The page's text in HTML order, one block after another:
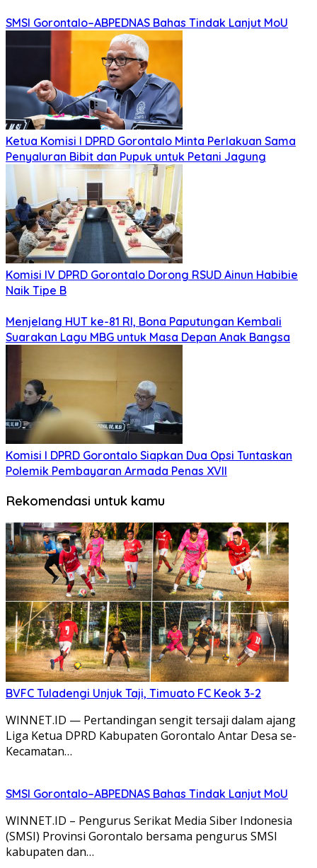
SMSI Gorontalo–ABPEDNAS Bahas Tindak Lanjut MoU
Ketua Komisi I DPRD Gorontalo Minta Perlakuan Sama
Penyaluran Bibit dan Pupuk untuk Petani Jagung
Komisi IV DPRD Gorontalo Dorong RSUD Ainun Habibie
Naik Tipe B
Menjelang HUT ke-81 RI, Bona Paputungan Kembali
Suarakan Lagu MBG untuk Masa Depan Anak Bangsa
Komisi I DPRD Gorontalo Siapkan Dua Opsi Tuntaskan
Polemik Pembayaran Armada Penas XVII
Rekomendasi untuk kamu
BVFC Tuladengi Unjuk Taji, Timuato FC Keok 3-2
WINNET.ID — Pertandingan sengit tersaji dalam ajang
Liga Ketua DPRD Kabupaten Gorontalo Antar Desa se-
Kecamatan…
SMSI Gorontalo–ABPEDNAS Bahas Tindak Lanjut MoU
WINNET.ID – Pengurus Serikat Media Siber Indonesia
(SMSI) Provinsi Gorontalo bersama pengurus SMSI
kabupaten dan…